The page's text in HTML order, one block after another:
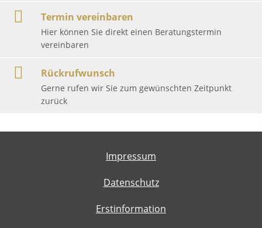
Termin vereinbaren
Hier können Sie direkt einen Beratungstermin
vereinbaren
Rückrufwunsch
Gerne rufen wir Sie zum gewünschten Zeitpunkt
zurück
Impressum
Datenschutz
Erstinformation